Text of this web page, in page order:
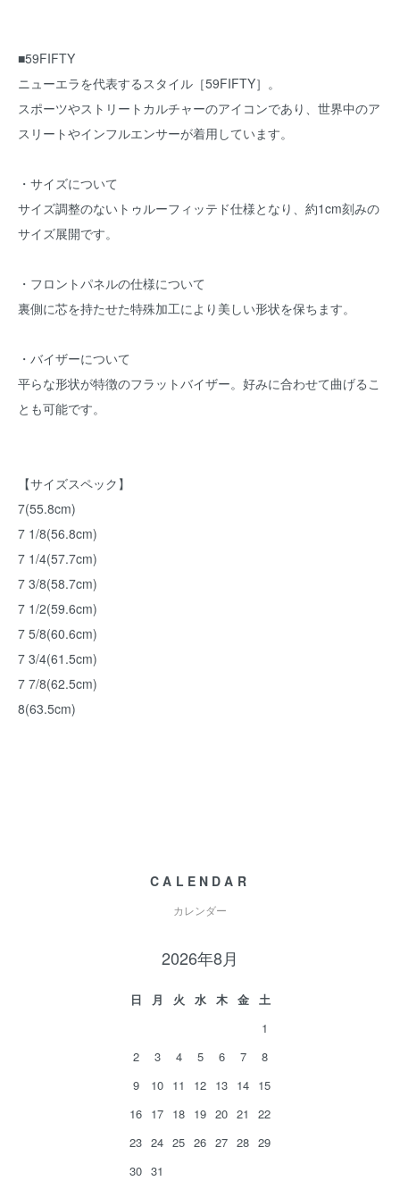
■59FIFTY
ニューエラを代表するスタイル［59FIFTY］。
スポーツやストリートカルチャーのアイコンであり、世界中のア
スリートやインフルエンサーが着用しています。
・サイズについて
サイズ調整のないトゥルーフィッテド仕様となり、約1cm刻みの
サイズ展開です。
・フロントパネルの仕様について
裏側に芯を持たせた特殊加工により美しい形状を保ちます。
・バイザーについて
平らな形状が特徴のフラットバイザー。好みに合わせて曲げるこ
とも可能です。
【サイズスペック】
7(55.8cm)
7 1/8(56.8cm)
7 1/4(57.7cm)
7 3/8(58.7cm)
7 1/2(59.6cm)
7 5/8(60.6cm)
7 3/4(61.5cm)
7 7/8(62.5cm)
8(63.5cm)
CALENDAR
カレンダー
2026年8月
日 月 火 水 木 金
土
1
2
3 4 5 6 7
8
9
10 11 12 13 14 15
16 17 18 19 20 21
22
23 24 25 26 27 28 29
30 31